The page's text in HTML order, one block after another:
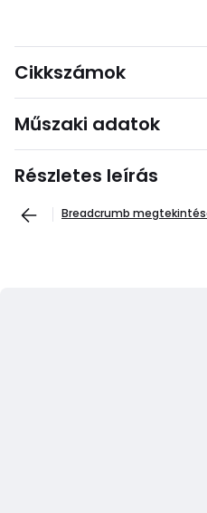
Cikkszámok
Műszaki adatok
Részletes leírás
Breadcrumb